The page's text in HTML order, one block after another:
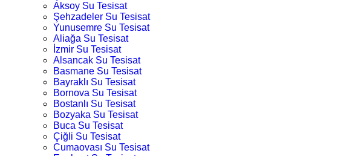
Aksoy Su Tesisat
Şehzadeler Su Tesisat
Yunusemre Su Tesisat
Aliağa Su Tesisat
İzmir Su Tesisat
Alsancak Su Tesisat
Basmane Su Tesisat
Bayraklı Su Tesisat
Bornova Su Tesisat
Bostanlı Su Tesisat
Bozyaka Su Tesisat
Buca Su Tesisat
Çiğli Su Tesisat
Cumaovası Su Tesisat